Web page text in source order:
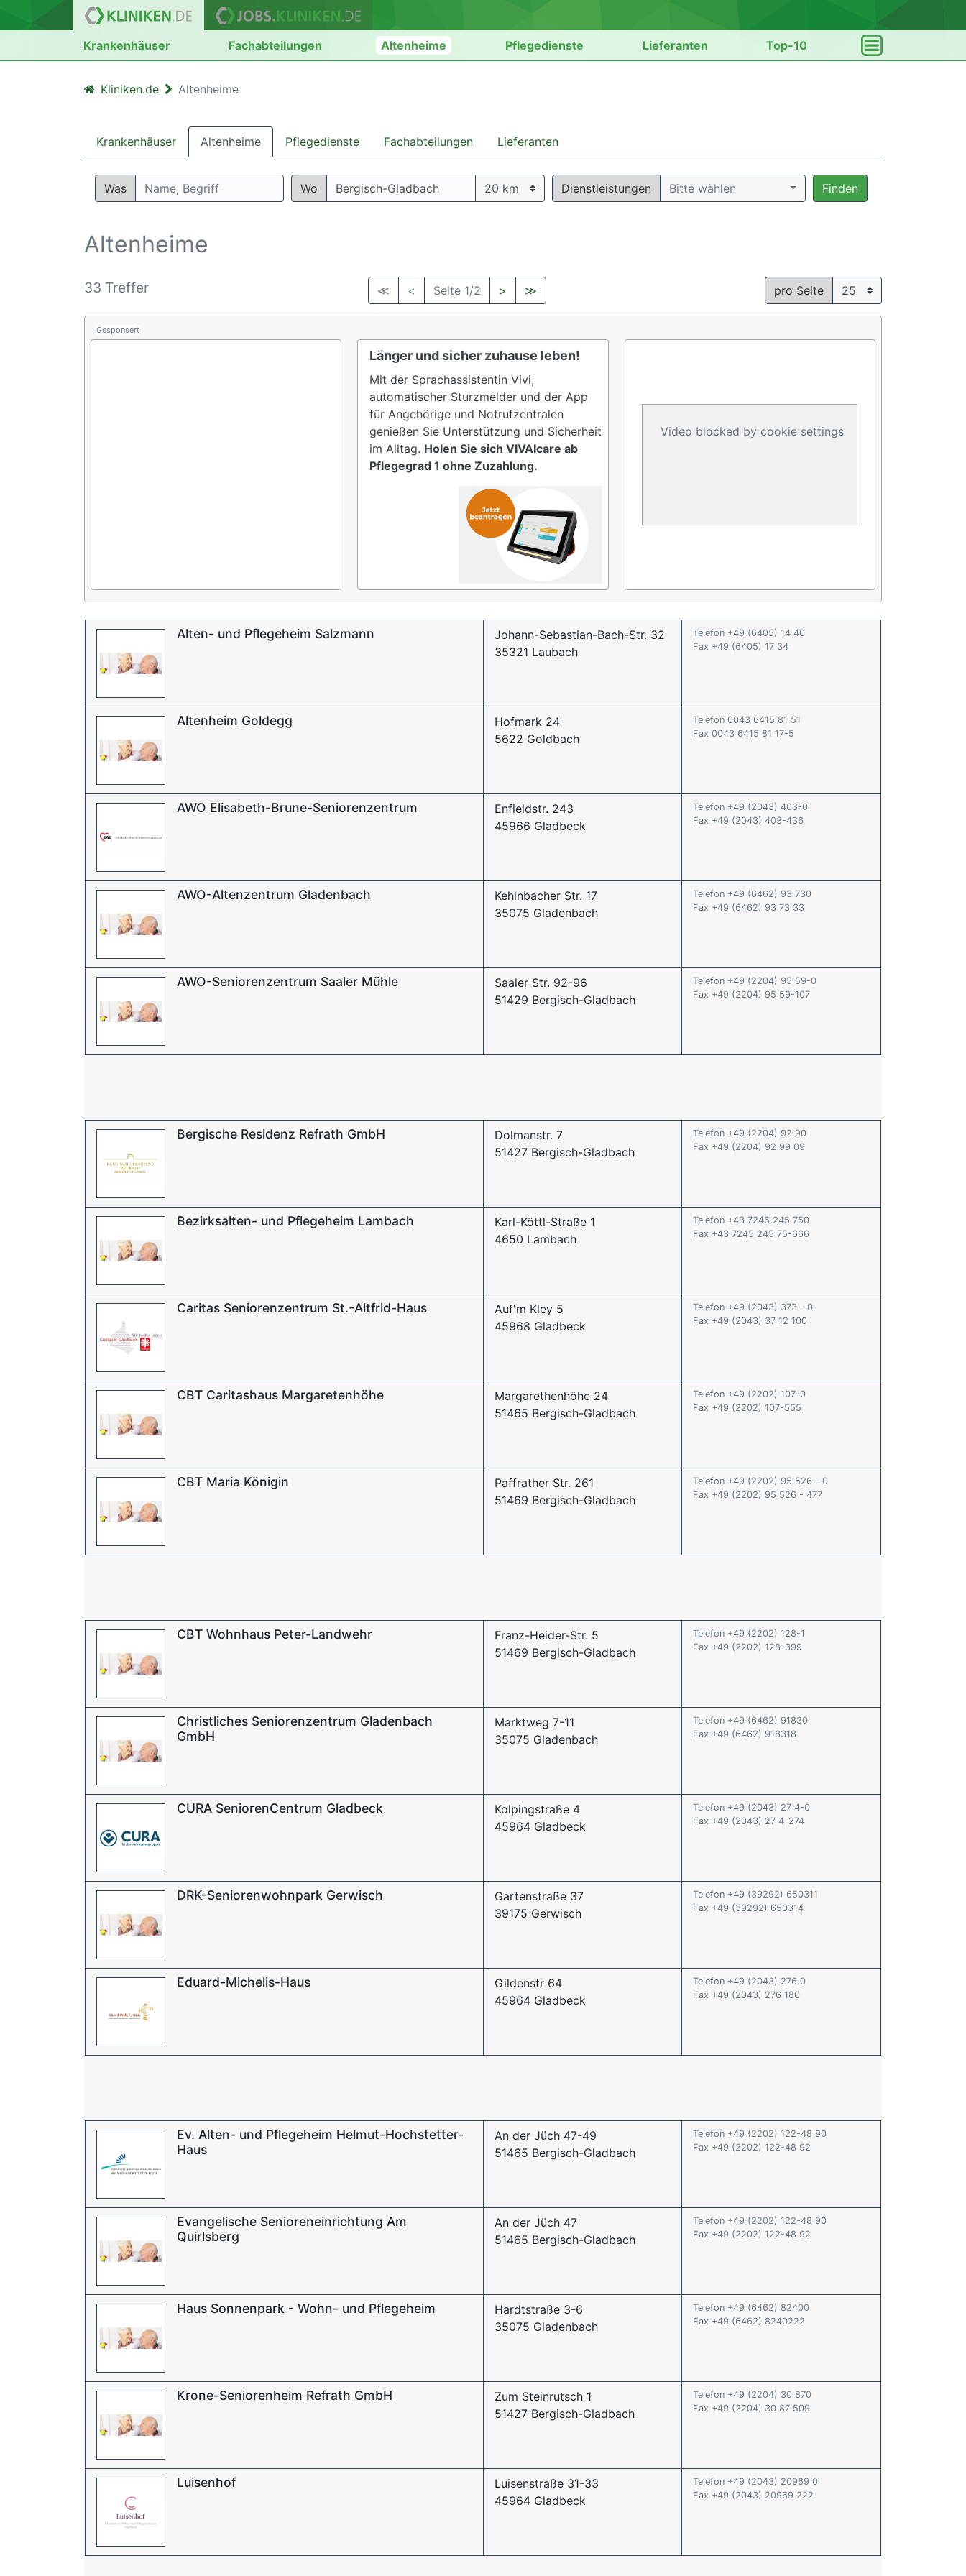
Krankenhäuser Fachabteilungen Altenheime Pflegedienste Lieferanten Top-10
Kliniken.de Altenheime
Krankenhäuser Altenheime Pflegedienste Fachabteilungen Lieferanten
Was Wo Dienstleistungen Bitte wählen Finden
Altenheime
33 Treffer ≪ < Seite 1/2 > ≫ pro Seite
Gesponsert
Länger und sicher zuhause leben!
Mit der Sprachassistentin Vivi,
automatischer Sturzmelder und der App
für Angehörige und Notrufzentralen
genießen Sie Unterstützung und Sicherheit
im Alltag. Holen Sie sich VIVAIcare ab
Pflegegrad 1 ohne Zuzahlung.
Video blocked by cookie settings
Alten- und Pflegeheim Salzmann
Johann-Sebastian-Bach-Str. 32
35321 Laubach
Telefon +49 (6405) 14 40
Fax +49 (6405) 17 34
Altenheim Goldegg
Hofmark 24
5622 Goldbach
Telefon 0043 6415 81 51
Fax 0043 6415 81 17-5
AWO Elisabeth-Brune-Seniorenzentrum
Enfieldstr. 243
45966 Gladbeck
Telefon +49 (2043) 403-0
Fax +49 (2043) 403-436
AWO-Altenzentrum Gladenbach
Kehlnbacher Str. 17
35075 Gladenbach
Telefon +49 (6462) 93 730
Fax +49 (6462) 93 73 33
AWO-Seniorenzentrum Saaler Mühle
Saaler Str. 92-96
51429 Bergisch-Gladbach
Telefon +49 (2204) 95 59-0
Fax +49 (2204) 95 59-107
Bergische Residenz Refrath GmbH
Dolmanstr. 7
51427 Bergisch-Gladbach
Telefon +49 (2204) 92 90
Fax +49 (2204) 92 99 09
Bezirksalten- und Pflegeheim Lambach
Karl-Köttl-Straße 1
4650 Lambach
Telefon +43 7245 245 750
Fax +43 7245 245 75-666
Caritas Seniorenzentrum St.-Altfrid-Haus
Auf'm Kley 5
45968 Gladbeck
Telefon +49 (2043) 373 - 0
Fax +49 (2043) 37 12 100
CBT Caritashaus Margaretenhöhe
Margarethenhöhe 24
51465 Bergisch-Gladbach
Telefon +49 (2202) 107-0
Fax +49 (2202) 107-555
CBT Maria Königin
Paffrather Str. 261
51469 Bergisch-Gladbach
Telefon +49 (2202) 95 526 - 0
Fax +49 (2202) 95 526 - 477
CBT Wohnhaus Peter-Landwehr
Franz-Heider-Str. 5
51469 Bergisch-Gladbach
Telefon +49 (2202) 128-1
Fax +49 (2202) 128-399
Christliches Seniorenzentrum Gladenbach
GmbH
Marktweg 7-11
35075 Gladenbach
Telefon +49 (6462) 91830
Fax +49 (6462) 918318
CURA SeniorenCentrum Gladbeck
Kolpingstraße 4
45964 Gladbeck
Telefon +49 (2043) 27 4-0
Fax +49 (2043) 27 4-274
DRK-Seniorenwohnpark Gerwisch
Gartenstraße 37
39175 Gerwisch
Telefon +49 (39292) 650311
Fax +49 (39292) 650314
Eduard-Michelis-Haus
Gildenstr 64
45964 Gladbeck
Telefon +49 (2043) 276 0
Fax +49 (2043) 276 180
Ev. Alten- und Pflegeheim Helmut-Hochstetter-
Haus
An der Jüch 47-49
51465 Bergisch-Gladbach
Telefon +49 (2202) 122-48 90
Fax +49 (2202) 122-48 92
Evangelische Senioreneinrichtung Am
Quirlsberg
An der Jüch 47
51465 Bergisch-Gladbach
Telefon +49 (2202) 122-48 90
Fax +49 (2202) 122-48 92
Haus Sonnenpark - Wohn- und Pflegeheim
Hardtstraße 3-6
35075 Gladenbach
Telefon +49 (6462) 82400
Fax +49 (6462) 8240222
Krone-Seniorenheim Refrath GmbH
Zum Steinrutsch 1
51427 Bergisch-Gladbach
Telefon +49 (2204) 30 870
Fax +49 (2204) 30 87 509
Luisenhof
Luisenstraße 31-33
45964 Gladbeck
Telefon +49 (2043) 20969 0
Fax +49 (2043) 20969 222